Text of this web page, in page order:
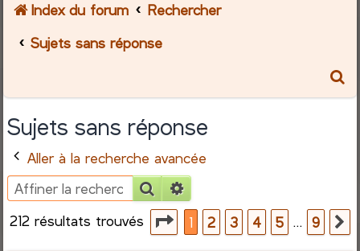
Index du forum
Rechercher
Sujets sans réponse
e
r
Sujets sans réponse
Aller à la recherche avancée
Rechercher
212 résultats trouvés
Page1sur
1 2 3 4 5 … 9